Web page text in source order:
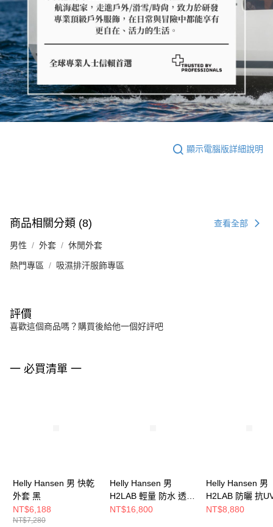
顯示電腦版詳細說明
商品相關分類 (8) 查看全部
男性 外套 休閒外套
熱門專區 吸濕排汗服飾專區
評價
喜歡這個商品嗎？購買後給他一個好評吧
一 必買清單 一
Helly Hansen 男 快乾
外套 黑
NT$6,188
NT$7,280
Helly Hansen 男
H2LAB 輕量 防水 透氣
外套 卡其
NT$16,800
Helly Hansen 男
H2LAB 防曬 抗
感 立領 外套 卡其
NT$8,880